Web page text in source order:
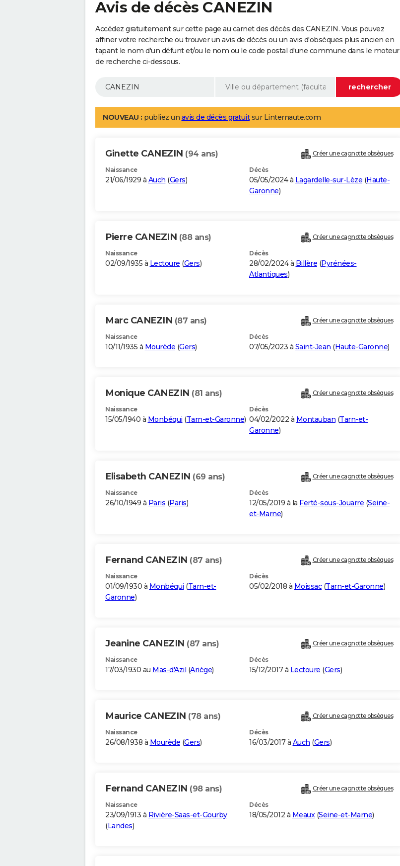
Avis de décès CANEZIN
Accédez gratuitement sur cette page au carnet des décès des CANEZIN. Vous pouvez
affiner votre recherche ou trouver un avis de décès ou un avis d'obsèques plus ancien en
tapant le nom d'un défunt et/ou le nom ou le code postal d'une commune dans le moteur
de recherche ci-dessous.
NOUVEAU : publiez un avis de décès gratuitsur Linternaute.com
Ginette CANEZIN (94 ans) Créer une cagnotte obsèques
Naissance
21/06/1929 à Auch (Gers)
Décès
05/05/2024 à Lagardelle-sur-Lèze (Haute-
Garonne)
Pierre CANEZIN (88 ans) Créer une cagnotte obsèques
Naissance
02/09/1935 à Lectoure (Gers)
Décès
28/02/2024 à Billère (Pyrénées-
Atlantiques)
Marc CANEZIN (87 ans) Créer une cagnotte obsèques
Naissance
10/11/1935 à Mourède (Gers)
Décès
07/05/2023 à Saint-Jean (Haute-Garonne)
Monique CANEZIN (81 ans) Créer une cagnotte obsèques
Naissance
15/05/1940 à Monbéqui (Tarn-et-Garonne)
Décès
04/02/2022 à Montauban (Tarn-et-
Garonne)
Elisabeth CANEZIN (69 ans) Créer une cagnotte obsèques
Naissance
26/10/1949 à Paris (Paris)
Décès
12/05/2019 à la Ferté-sous-Jouarre (Seine-
et-Marne)
Fernand CANEZIN (87 ans) Créer une cagnotte obsèques
Naissance
01/09/1930 à Monbéqui (Tarn-et-
Garonne)
Décès
05/02/2018 à Moissac(Tarn-et-Garonne)
Jeanine CANEZIN (87 ans) Créer une cagnotte obsèques
Naissance
17/03/1930 au Mas-d'Azil (Ariège)
Décès
15/12/2017 à Lectoure (Gers)
Maurice CANEZIN (78 ans) Créer une cagnotte obsèques
Naissance
26/08/1938 à Mourède (Gers)
Décès
16/03/2017 à Auch (Gers)
Fernand CANEZIN (98 ans) Créer une cagnotte obsèques
Naissance
23/09/1913 à Rivière-Saas-et-Gourby
(Landes)
Décès
18/05/2012 à Meaux(Seine-et-Marne)